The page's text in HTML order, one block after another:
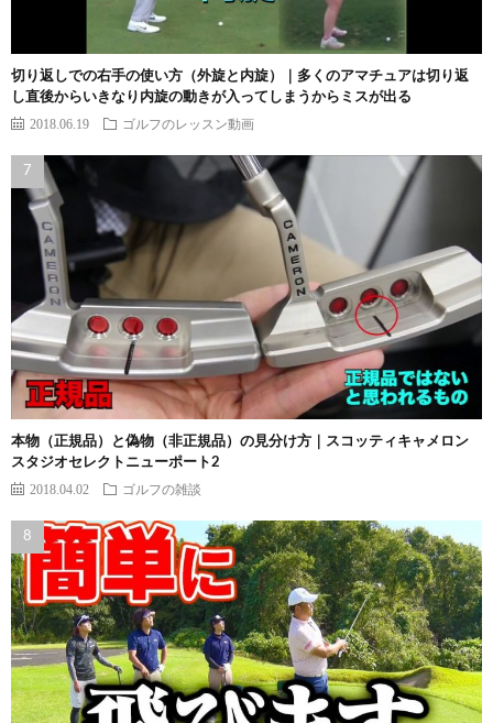
切り返しでの右手の使い方（外旋と内旋）｜多くのアマチュアは切り返
し直後からいきなり内旋の動きが入ってしまうからミスが出る
2018.06.19 ゴルフのレッスン動画
本物（正規品）と偽物（非正規品）の見分け方｜スコッティキャメロン
スタジオセレクトニューポート2
2018.04.02 ゴルフの雑談